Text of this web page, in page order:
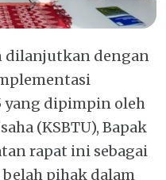
dilanjutkan dengan
yang dipimpin oleh
(KSBTU), Bapak
rapat ini sebagai
pihak dalam